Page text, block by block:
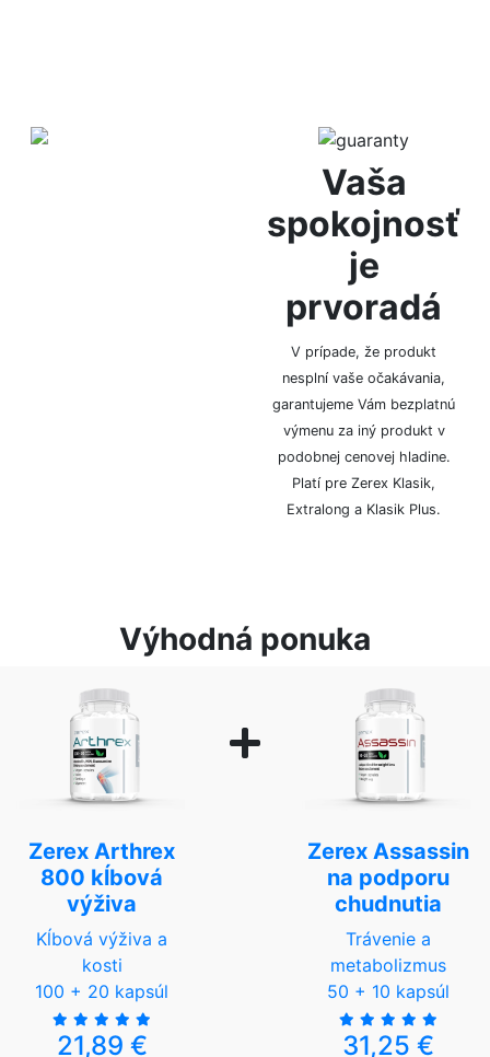
Vaša
spokojnosť
je
prvoradá
V prípade, že produkt
nesplní vaše očakávania,
garantujeme Vám bezplatnú
výmenu za iný produkt v
podobnej cenovej hladine.
Platí pre Zerex Klasik,
Extralong a Klasik Plus.
Výhodná ponuka
Zerex Arthrex
800 kĺbová
výživa
Kĺbová výživa a
kosti
100 + 20 kapsúl
21,89 €
Zerex Assassin
na podporu
chudnutia
Trávenie a
metabolizmus
50 + 10 kapsúl
31,25 €